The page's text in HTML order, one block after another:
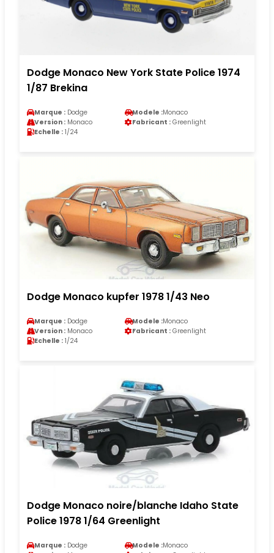
Dodge Monaco New York State Police 1974
1/87 Brekina
Marque : Dodge Modele :Monaco
Version : Monaco Fabricant : Greenlight
Echelle : 1/24
Dodge Monaco kupfer 1978 1/43 Neo
Marque : Dodge Modele :Monaco
Version : Monaco Fabricant : Greenlight
Echelle : 1/24
Dodge Monaco noire/blanche Idaho State
Police 1978 1/64 Greenlight
Marque : Dodge Modele :Monaco